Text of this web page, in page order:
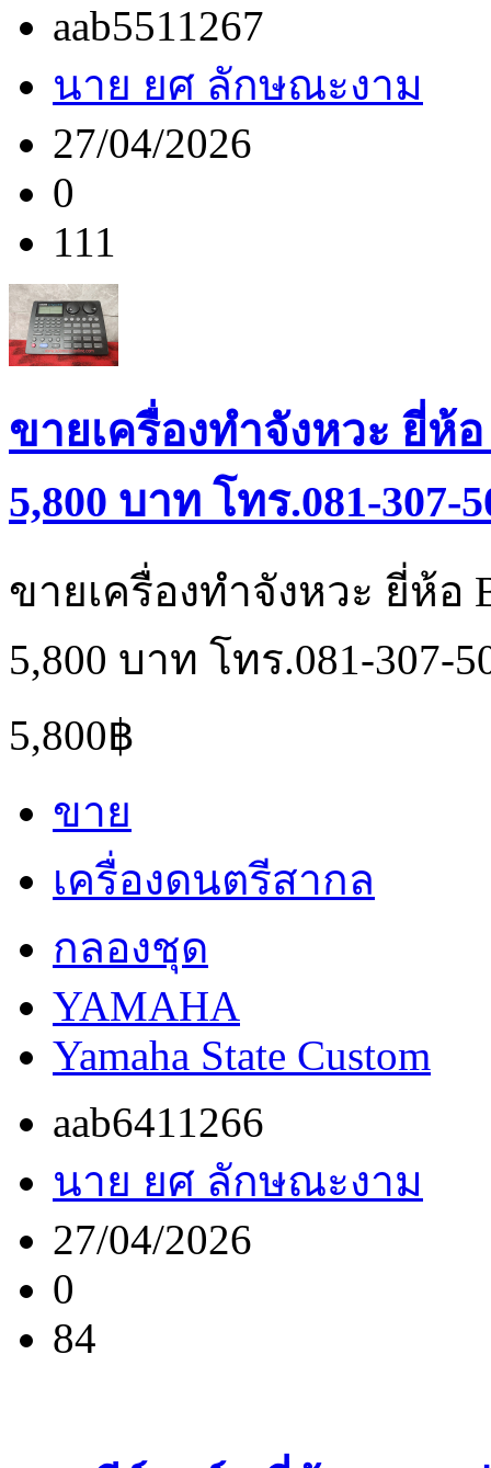
aab5511267
นาย ยศ ลักษณะงาม
27/04/2026
0
111
ขายเครื่องทำจังหวะ ยี่ห้อ
5,800 บาท โทร.081-307-
ขายเครื่องทำจังหวะ ยี่ห้อ
5,800 บาท โทร.081-307-
5,800฿
ขาย
เครื่องดนตรีสากล
กลองชุด
YAMAHA
Yamaha State Custom
aab6411266
นาย ยศ ลักษณะงาม
27/04/2026
0
84